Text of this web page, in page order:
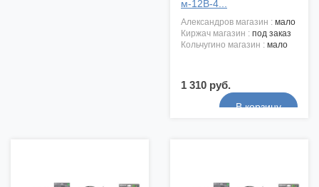
м-12В-4...
александров магазин : мало
киржач магазин : под заказ
кольчугино магазин : мало
1 310 руб.